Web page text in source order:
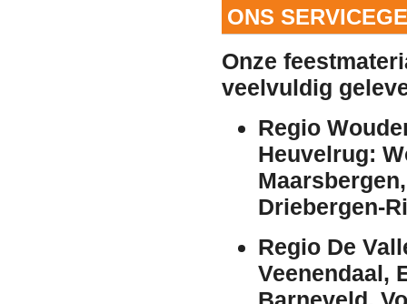
ONS
Onze
veelvuldig
Regio
Heuvelrug:
Driebergen-
Regio De
Veenendaal,